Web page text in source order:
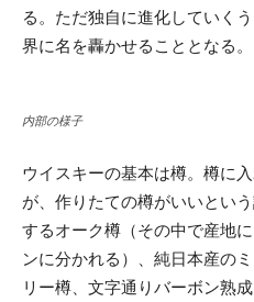
る。ただ独自に進化していく
界に名を轟かせることとなる。
内部の様子
ウイスキーの基本は樽。樽に
が、作りたての樽がいいとい
するオーク樽（その中で産地
ンに分かれる）、純日本産の
リー樽、文字通りバーボン熟